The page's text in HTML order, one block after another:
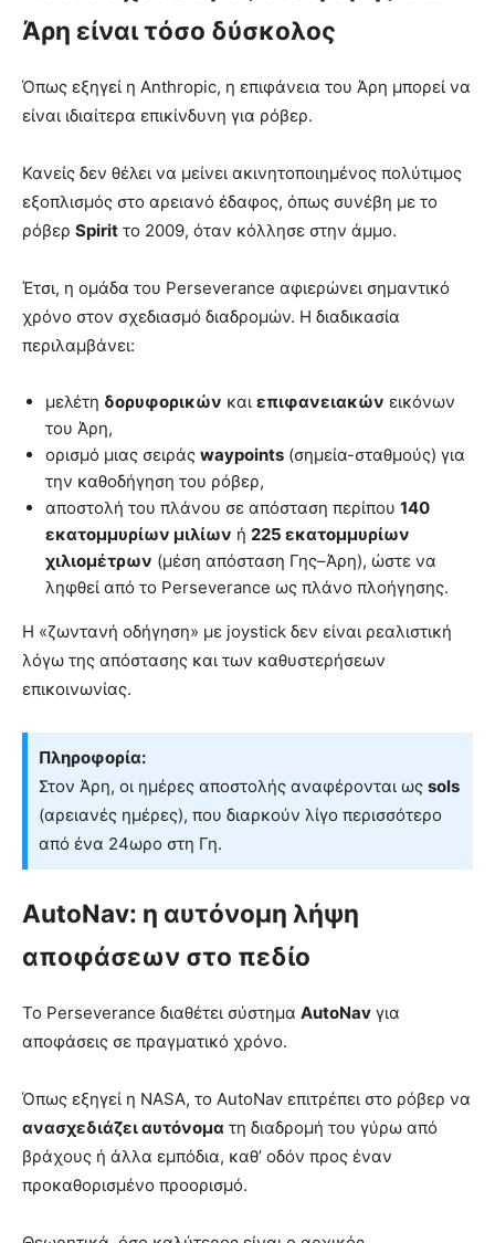
Άρη είναι τόσο δύσκολος
Όπως εξηγεί η Anthropic, η επιφάνεια του Άρη μπορεί να
είναι ιδιαίτερα επικίνδυνη για ρόβερ.
Κανείς δεν θέλει να μείνει ακινητοποιημένος πολύτιμος
εξοπλισμός στο αρειανό έδαφος, όπως συνέβη με το
ρόβερ Spirit το 2009, όταν κόλλησε στην άμμο.
Έτσι, η ομάδα του Perseverance αφιερώνει σημαντικό
χρόνο στον σχεδιασμό διαδρομών. Η διαδικασία
περιλαμβάνει:
μελέτη δορυφορικών και επιφανειακών εικόνων
του Άρη,
ορισμό μιας σειράς waypoints (σημεία-σταθμούς) για
την καθοδήγηση του ρόβερ,
αποστολή του πλάνου σε απόσταση περίπου 140
εκατομμυρίων μιλίων ή 225 εκατομμυρίων
χιλιομέτρων (μέση απόσταση Γης–Άρη), ώστε να
ληφθεί από το Perseverance ως πλάνο πλοήγησης.
Η «ζωντανή οδήγηση» με joystick δεν είναι ρεαλιστική
λόγω της απόστασης και των καθυστερήσεων
επικοινωνίας.
Πληροφορία:
Στον Άρη, οι ημέρες αποστολής αναφέρονται ως sols
(αρειανές ημέρες), που διαρκούν λίγο περισσότερο
από ένα 24ωρο στη Γη.
AutoNav: η αυτόνομη λήψη
αποφάσεων στο πεδίο
Το Perseverance διαθέτει σύστημα AutoNav για
αποφάσεις σε πραγματικό χρόνο.
Όπως εξηγεί η NASA, το AutoNav επιτρέπει στο ρόβερ να
ανασχεδιάζει αυτόνομα τη διαδρομή του γύρω από
βράχους ή άλλα εμπόδια, καθ’ οδόν προς έναν
προκαθορισμένο προορισμό.